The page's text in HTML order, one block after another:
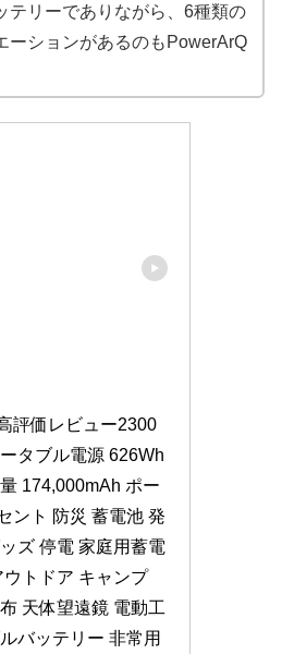
テリーでありながら、6種類の
ーションがあるのもPowerArQ
評価レビュー2300
タブル電源 626Wh
174,000mAh ポー
ント 防災 蓄電池 発
ズ 停電 家庭用蓄電
トドア キャンプ
天体望遠鏡 電動工
バッテリー 非常用